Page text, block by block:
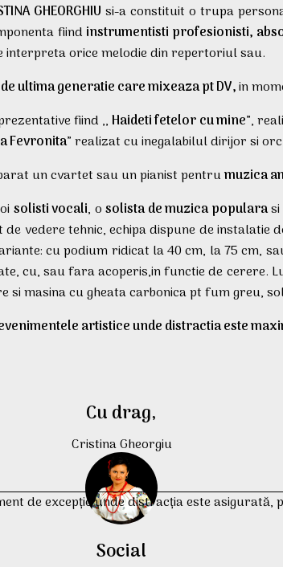
GHEORGHIU si-a constituit o trupa
fiind instrumentisti profesionisti,
interpreta orice melodie din repertoriul sau.
ultima generatie care mixeaza pt DV,in
fiind ,,Haideti fetelor cu mine”,
Fevronita” realizat cu inegalabilul dirijor si
un cvartet sau un pianist pentrumuzica
solisti vocali, osolista de muzica popularasi
vedere tehnic, echipa dispune de instalatie
cu podium ridicat la 40 cm, la 75 cm,
cu, sau fara acoperis,in functie de cerere.
si masina cu gheata carbonica pt fum greu,
artistice unde distractia este
Cu drag,
Cristina Gheorgiu
de excepție unde distracția este
Social